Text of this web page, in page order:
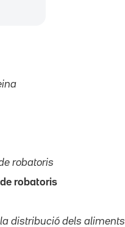
robatoris
robatoris
distribució dels aliments